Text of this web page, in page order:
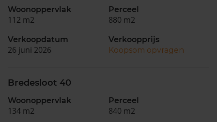
Woonoppervlak
112 m2
Perceel
880 m2
Verkoopdatum
26 juni 2026
Verkoopprijs
Koopsom opvragen
Bredesloot 40
Woonoppervlak
134 m2
Perceel
840 m2